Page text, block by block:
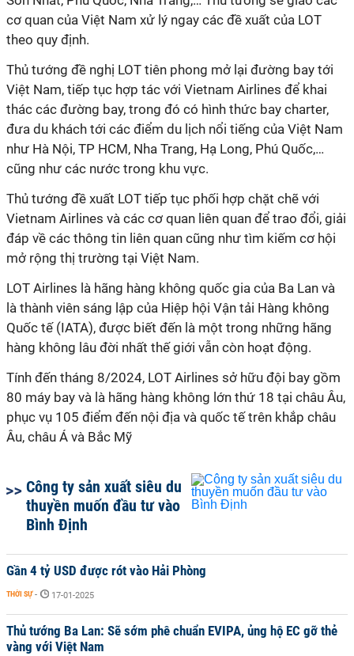
cơ quan của Việt Nam xử lý ngay các đề xuất của LOT
theo quy định.
Thủ tướng đề nghị LOT tiên phong mở lại đường bay tới
Việt Nam, tiếp tục hợp tác với Vietnam Airlines để khai
thác các đường bay, trong đó có hình thức bay charter,
đưa du khách tới các điểm du lịch nổi tiếng của Việt Nam
như Hà Nội, TP HCM, Nha Trang, Hạ Long, Phú Quốc,…
cũng như các nước trong khu vực.
Thủ tướng đề xuất LOT tiếp tục phối hợp chặt chẽ với
Vietnam Airlines và các cơ quan liên quan để trao đổi, giải
đáp về các thông tin liên quan cũng như tìm kiếm cơ hội
mở rộng thị trường tại Việt Nam.
LOT Airlines là hãng hàng không quốc gia của Ba Lan và
là thành viên sáng lập của Hiệp hội Vận tải Hàng không
Quốc tế (IATA), được biết đến là một trong những hãng
hàng không lâu đời nhất thế giới vẫn còn hoạt động.
Tính đến tháng 8/2024, LOT Airlines sở hữu đội bay gồm
80 máy bay và là hãng hàng không lớn thứ 18 tại châu Âu,
phục vụ 105 điểm đến nội địa và quốc tế trên khắp châu
Âu, châu Á và Bắc Mỹ
Công ty sản xuất siêu du
thuyền muốn đầu tư vào
Bình Định
Gần 4 tỷ USD được rót vào Hải Phòng
THỜI SỰ - 17-01-2025
Thủ tướng Ba Lan: Sẽ sớm phê chuẩn EVIPA, ủng hộ EC gỡ thẻ
vàng với Việt Nam